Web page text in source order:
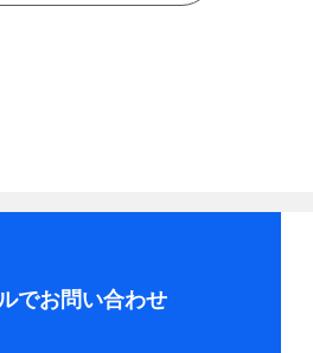
でお問い合わせ